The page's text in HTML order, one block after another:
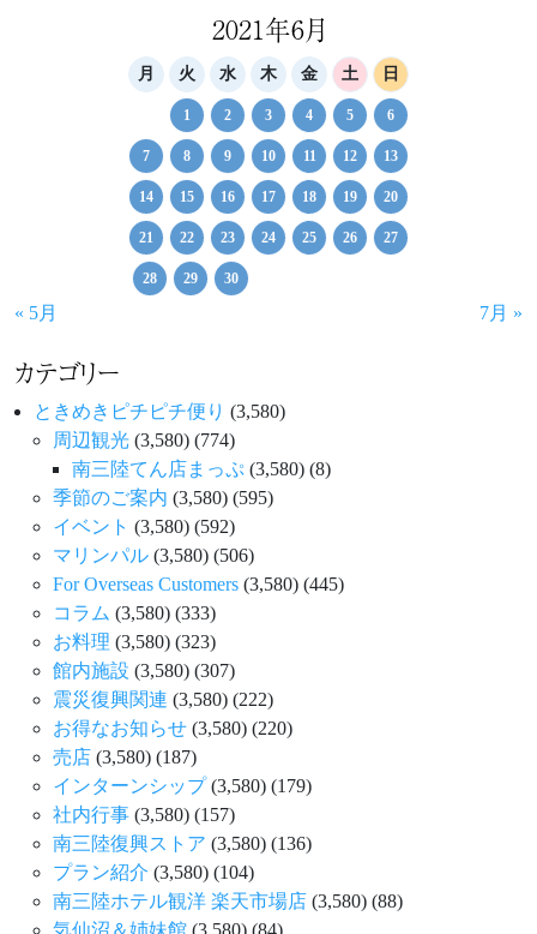
2021年6月
月 火 水 木 金 土 日
1 2 3 4 5 6
7 8 9 10 11 12 13
14 15 16 17 18 19 20
21 22 23 24 25 26 27
28 29 30
« 5月 7月 »
カテゴリー
ときめきピチピチ便り (3,580)
周辺観光 (3,580) (774)
南三陸てん店まっぷ (3,580) (8)
季節のご案内 (3,580) (595)
イベント (3,580) (592)
マリンパル (3,580) (506)
For Overseas Customers (3,580) (445)
コラム (3,580) (333)
お料理 (3,580) (323)
館内施設 (3,580) (307)
震災復興関連 (3,580) (222)
お得なお知らせ (3,580) (220)
売店 (3,580) (187)
インターンシップ(3,580) (179)
社内行事 (3,580) (157)
南三陸復興ストア (3,580) (136)
プラン紹介 (3,580) (104)
南三陸ホテル観洋 楽天市場店 (3,580) (88)
気仙沼＆姉妹館 (3,580) (84)